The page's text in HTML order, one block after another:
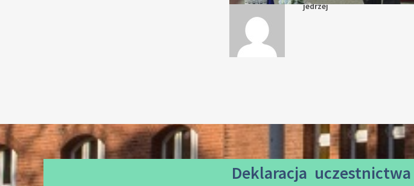
jedrzej
Deklaracja uczestnictwa